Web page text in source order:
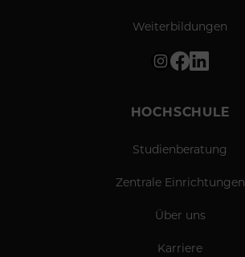
Weiterbildungen
HOCHSCHULE
Studienberatung
Zentrale Einrichtungen
Über uns
Karriere